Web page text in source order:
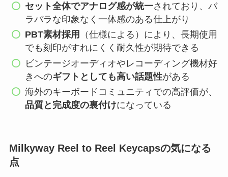
セット全体でアナログ感が統一されており、バ
ラバラな印象なく一体感のある仕上がり
PBT素材採用
（仕様による）により、長期使用
でも刻印がすれにくく耐久性が期待できる
ビンテージオーディオやレコーディング機材好
きへのギフトとしても高い話題性がある
海外のキーボードコミュニティでの高評価が、
品質と完成度の裏付けになっている
Milkyway Reel to Reel Keycapsの気になる
点